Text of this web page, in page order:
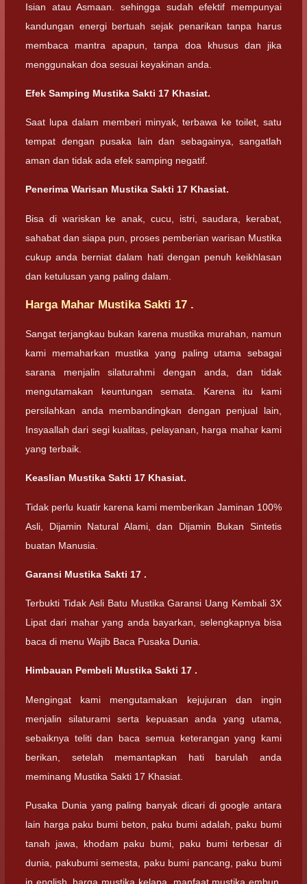
Isian atau Asmaan. sehingga sudah efektif mempunyai
kandungan energi bertuah sejak penarikan tanpa harus
membaca mantra apapun, tanpa doa khusus dan jika
menggunakan doa sesuai keyakinan anda.
Efek Samping Mustika Sakti 17 Khasiat.
Saat lupa dalam memberi minyak, terbawa ke toilet, satu
tempat dengan pusaka lain dan sebagainya, sangatlah
aman dan tidak ada efek samping negatif.
Penerima Warisan Mustika Sakti 17 Khasiat.
Bisa di wariskan ke anak, cucu, istri, saudara, kerabat,
sahabat dan siapa pun, proses pemberian warisan Mustika
cukup anda berniat dalam hati dengan penuh keikhlasan
dan ketulusan yang paling dalam.
Harga Mahar Mustika Sakti 17 .
Sangat terjangkau bukan karena mustika murahan, namun
kami memaharkan mustika yang paling utama sebagai
sarana menjalin silaturahmi dengan anda, dan tidak
mengutamakan keuntungan semata. Karena itu kami
persilahkan anda membandingkan dengan penjual lain,
Insyaallah dari segi kualitas, pelayanan, harga mahar kami
yang terbaik.
Keaslian Mustika Sakti 17 Khasiat.
Tidak perlu kuatir karena kami memberikan Jaminan 100%
Asli, Dijamin Natural Alami, dan Dijamin Bukan Sintetis
buatan Manusia.
Garansi Mustika Sakti 17 .
Terbukti Tidak Asli Batu Mustika Garansi Uang Kembali 3X
Lipat dari mahar yang anda bayarkan, selengkapnya bisa
baca di menu Wajib Baca Pusaka Dunia.
Himbauan Pembeli Mustika Sakti 17 .
Mengingat kami mengutamakan kejujuran dan ingin
menjalin silaturami serta kepuasan anda yang utama,
sebaiknya teliti dan baca semua keterangan yang kami
berikan, setelah memantapkan hati barulah anda
meminang Mustika Sakti 17 Khasiat.
Pusaka Dunia yang paling banyak dicari di google antara
lain harga paku bumi beton, paku bumi adalah, paku bumi
tanah jawa, khodam paku bumi, paku bumi terbesar di
dunia, pakubumi semesta, paku bumi pancang, paku bumi
in english, harga mustika kelapa, manfaat mustika embun,